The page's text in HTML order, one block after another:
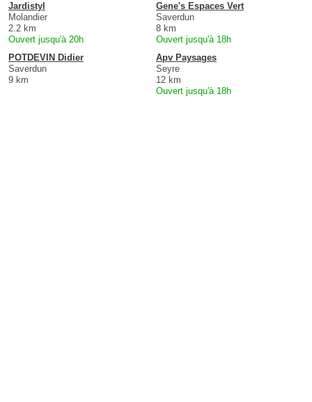
Jardistyl
Molandier
2.2 km
Ouvert jusqu'à 20h
Gene's Espaces Vert
Saverdun
8 km
Ouvert jusqu'à 18h
POTDEVIN Didier
Saverdun
9 km
Apv Paysages
Seyre
12 km
Ouvert jusqu'à 18h